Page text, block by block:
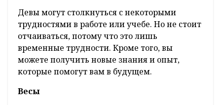
Девы могут столкнуться с некоторыми
трудностями в работе или учебе. Но не стоит
отчаиваться, потому что это лишь
временные трудности. Кроме того, вы
можете получить новые знания и опыт,
которые помогут вам в будущем.
Весы